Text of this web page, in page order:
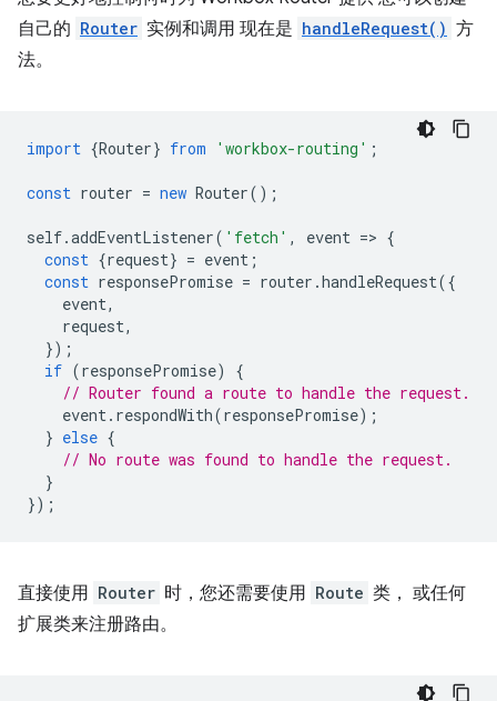
自己的 Router 实例和调用 现在是 handleRequest() 方
法。
import {Router} from 'workbox-routing' ;
const router = new Router();
self.addEventListener( 'fetch' , event => {
const {request} = event ;
const responsePromise = router .handleRequest({
event,
request,
});
if (responsePromise)
{
// Router found a route to handle the request.
event. respondWith(responsePromise);
} else {
// No route was found to handle the request.
}
});
直接使用 Router 时，您还需要使用 Route 类， 或任何
扩展类来注册路由。